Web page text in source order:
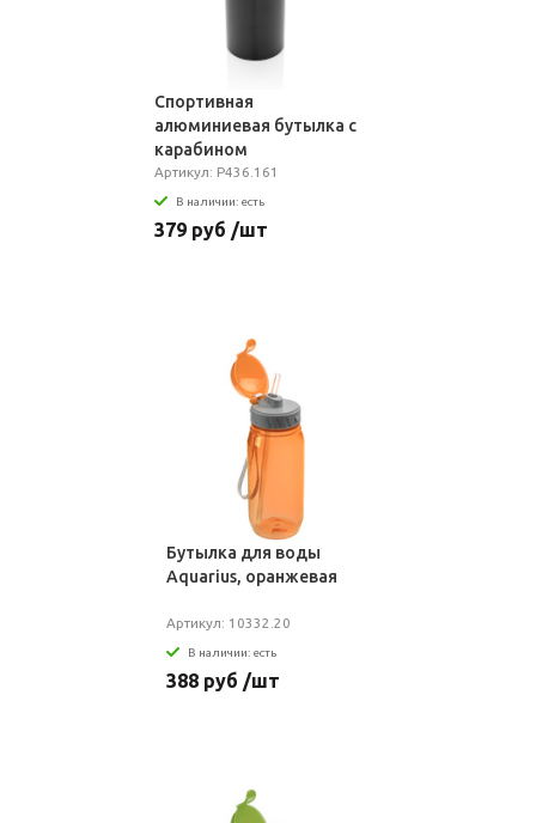
Спортивная
алюминиевая бутылка с
карабином
Артикул: P436.161
В наличии: есть
379 руб /шт
Бутылка для воды
Aquarius, оранжевая
Артикул: 10332.20
В наличии: есть
388 руб /шт